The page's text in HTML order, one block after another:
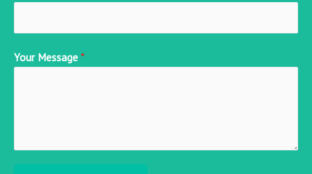
Your Message *